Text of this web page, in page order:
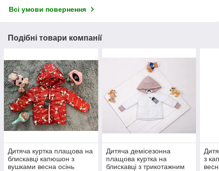
Всі умови повернення
Подібні товари компанії
Дитяча куртка плащова на
блискавці капюшон з
вушками весна осінь
Дитяча демісезонна
плащова куртка на
блискавці з трикотажним
з